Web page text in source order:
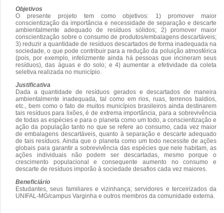
Objetivos
O presente projeto tem como objetivos: 1) promover maior
conscientização da importância e necessidade de separação e descarte
ambientalmente adequado de resíduos sólidos; 2) promover maior
conscientização sobre o consumo de produtos/embalagens descartáveis;
3) reduzir a quantidade de resíduos descartados de forma inadequada na
sociedade, o que pode contribuir para a redução da poluição atmosférica
(pois, por exemplo, infelizmente ainda há pessoas que incineram seus
resíduos), das águas e do solo; e 4) aumentar a efetividade da coleta
seletiva realizada no município.
Justificativa
Dada a quantidade de resíduos gerados e descartados de maneira
ambientalmente inadequada, tal como em rios, ruas, terrenos baldios,
etc., bem como o fato de muitos municípios brasileiros ainda destinarem
tais resíduos para lixões, é de extrema importância, para a sobrevivência
de todas as espécies e para o planeta como um todo, a conscientização e
ação da população tanto no que se refere ao consumo, cada vez maior
de embalagens descartáveis, quanto à separação e descarte adequado
de tais resíduos. Ainda que o planeta como um todo necessite de ações
globais para garantir a sobrevivência das espécies que nele habitam, as
ações individuais não podem ser descartadas, mesmo porque o
crescimento populacional e consequente aumento no consumo e
descarte de resíduos imporão à sociedade desafios cada vez maiores.
Beneficiário
Estudantes, seus familiares e vizinhança; servidores e terceirizados da
UNIFAL-MG/campus Varginha e outros membros da comunidade externa.